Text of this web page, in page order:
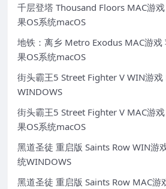
千层登塔 Thousand Floors MAC游
果OS系统macOS
地铁：离乡 Metro Exodus MAC游戏
果OS系统macOS
街头霸王5 Street Fighter V WIN游戏
WINDOWS
街头霸王5 Street Fighter V MAC游
果OS系统macOS
黑道圣徒 重启版 Saints Row WIN游
统WINDOWS
黑道圣徒 重启版 Saints Row MAC游